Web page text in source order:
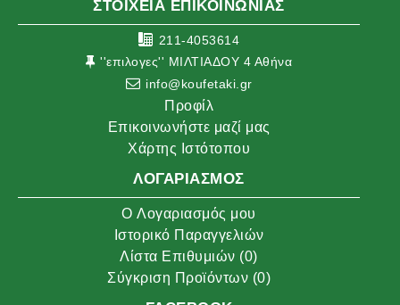
ΣΤΟΙΧΕΙΑ ΕΠΙΚΟΙΝΩΝΙΑΣ
211-4053614
''επιλογες'' ΜΙΛΤΙΑΔΟΥ 4 Αθήνα
info@koufetaki.gr
Προφίλ
Επικοινωνήστε μαζί μας
Χάρτης Ιστότοπου
ΛΟΓΑΡΙΑΣΜΌΣ
O Λογαριασμός μου
Ιστορικό Παραγγελιών
Λίστα Επιθυμιών (0)
Σύγκριση Προϊόντων (0)